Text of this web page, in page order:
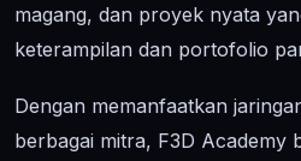
magang, dan proyek nyata
keterampilan dan portofolio
Dengan memanfaatkan
berbagai mitra, F3D Academy